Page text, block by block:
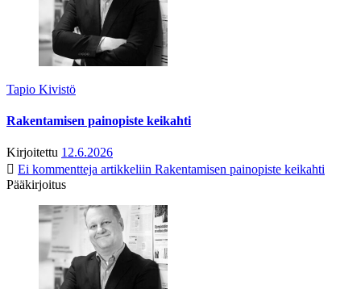
Tapio Kivistö
Rakentamisen painopiste keikahti
Kirjoitettu 12.6.2026
Ei kommentteja artikkeliin Rakentamisen painopiste keikahti
Pääkirjoitus